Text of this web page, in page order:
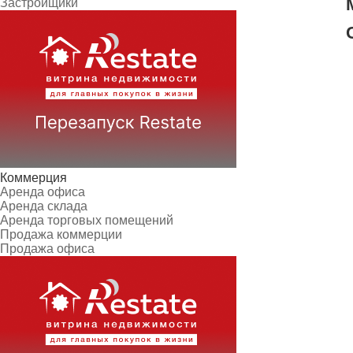
Застройщики
Коммерция
Аренда офиса
Аренда склада
Аренда торговых помещений
Продажа коммерции
Продажа офиса